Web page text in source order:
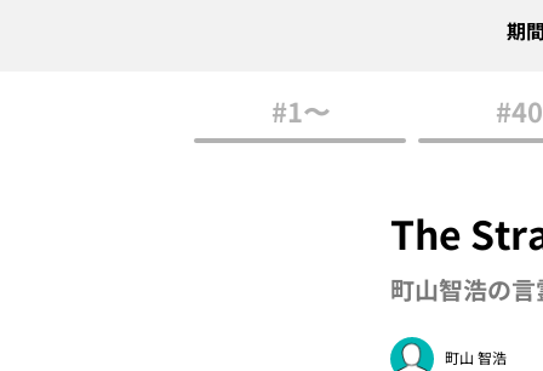
期
#1〜 #40
The
町山智浩の
町山 智浩